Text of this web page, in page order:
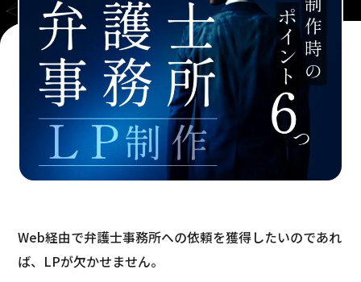
Web経由で弁護士事務所への依頼を獲得したいのであれ
ば、LPが欠かせません。